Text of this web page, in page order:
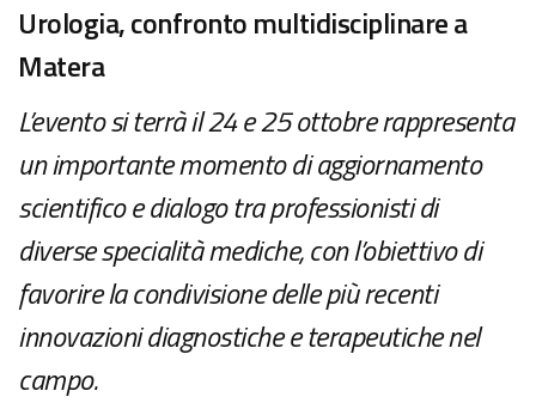
Urologia, confronto multidisciplinare a
Matera
L’evento si terrà il 24 e 25 ottobre rappresenta
un importante momento di aggiornamento
scientifico e dialogo tra professionisti di
diverse specialità mediche, con l’obiettivo di
favorire la condivisione delle più recenti
innovazioni diagnostiche e terapeutiche nel
campo.